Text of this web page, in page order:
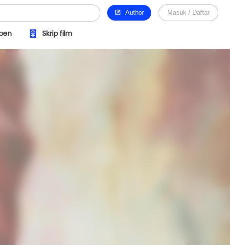
Author Masuk / Daftar
Skrip film